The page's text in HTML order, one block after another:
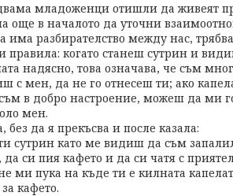
младоженци отишли да живеят
още в началото да уточни
има разбирателство между нас,
правила: когато станеш сутрин и
надясно, това означава, че съм
с мен, да не го отнесеш ти; ако
съм в добро настроение, можеш да ми
мен.
без да я прекъсва и после казала:
сутрин като ме видиш да съм
да си пия кафето и да си чатя с
ми пука на къде ти е килната
кафето.